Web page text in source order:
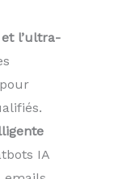
l’ultra-
IA